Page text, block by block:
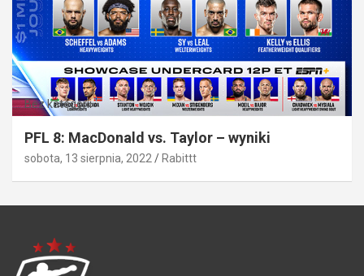
Bez kategorii
PFL 8: MacDonald vs. Taylor – wyniki
sobota, 13 sierpnia, 2022 Rabittt